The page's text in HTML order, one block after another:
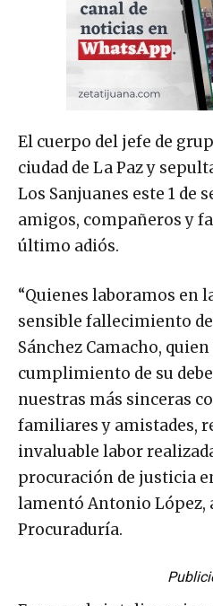
El cuerpo del jefe de
ciudad de La Paz y
Los Sanjuanes este 1 de
amigos, compañeros y
último adiós.
“Quienes laboramos en
sensible fallecimiento
Sánchez Camacho,
cumplimiento de su
nuestras más sinceras
familiares y amistades,
invaluable labor
procuración de justicia
lamentó Antonio López,
Procuraduría.